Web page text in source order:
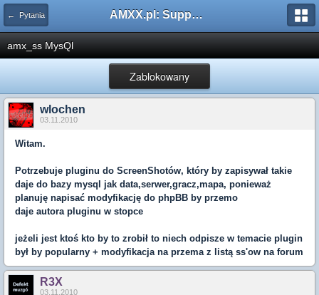
← Pytania AMXX.pl: Support AMX Mod X i SourceMod
amx_ss MysQl
Zablokowany
wlochen
03.11.2010
Witam.
Potrzebuje pluginu do ScreenShotów, który by zapisywał takie
daje do bazy mysql jak data,serwer,gracz,mapa, ponieważ
planuję napisać modyfikację do phpBB by przemo
daje autora pluginu w stopce
jeżeli jest ktoś kto by to zrobił to niech odpisze w temacie plugin
był by popularny + modyfikacja na przema z listą ss'ow na forum
R3X
03.11.2010